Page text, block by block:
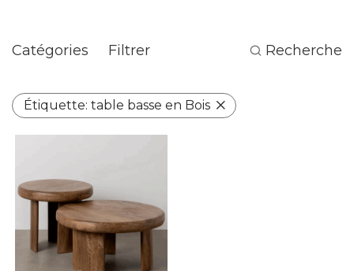
Catégories Filtrer Recherche
Étiquette: table basse en Bois